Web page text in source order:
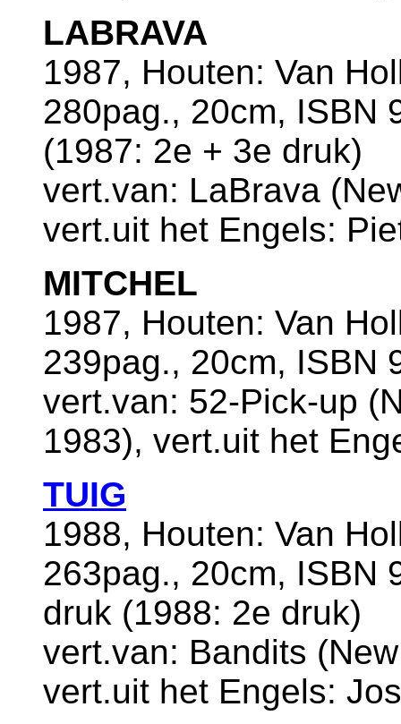
LABRAVA
1987, Houten: Van
280pag., 20cm, ISBN
(1987: 2e + 3e druk)
vert.van: LaBrava
vert.uit het Engels:
MITCHEL
1987, Houten: Van
239pag., 20cm, ISBN
vert.van: 52-Pick-up
1983), vert.uit het
TUIG
1988, Houten: Van
263pag., 20cm, ISBN
druk (1988: 2e druk)
vert.van: Bandits
vert.uit het Engels: